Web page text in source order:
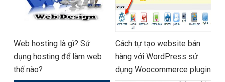
Web hosting là gì? Sử
dụng hosting để làm web
thế nào?
Cách tự tạo website bán
hàng với WordPress sử
dụng Woocommerce plugin